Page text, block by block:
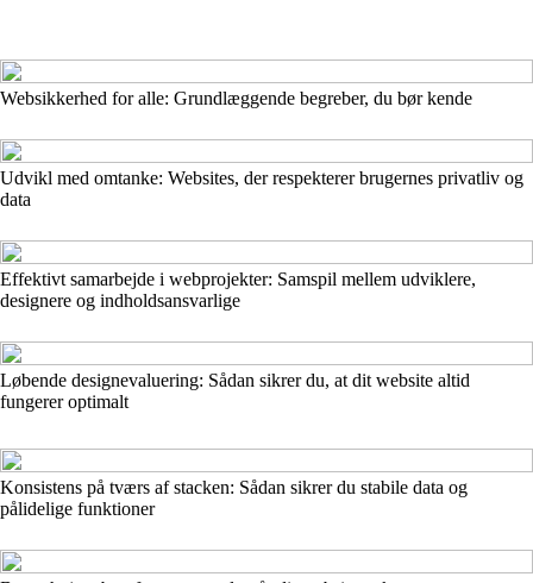
Websikkerhed for alle: Grundlæggende begreber, du bør kende
Udvikl med omtanke: Websites, der respekterer brugernes privatliv og
data
Effektivt samarbejde i webprojekter: Samspil mellem udviklere,
designere og indholdsansvarlige
Løbende designevaluering: Sådan sikrer du, at dit website altid
fungerer optimalt
Konsistens på tværs af stacken: Sådan sikrer du stabile data og
pålidelige funktioner